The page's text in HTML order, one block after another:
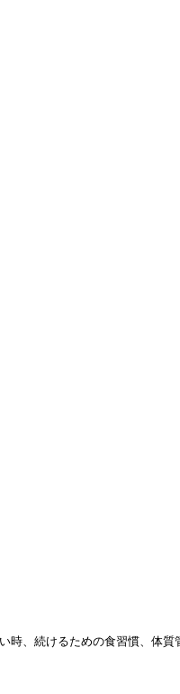
、続けるための食習慣、体質